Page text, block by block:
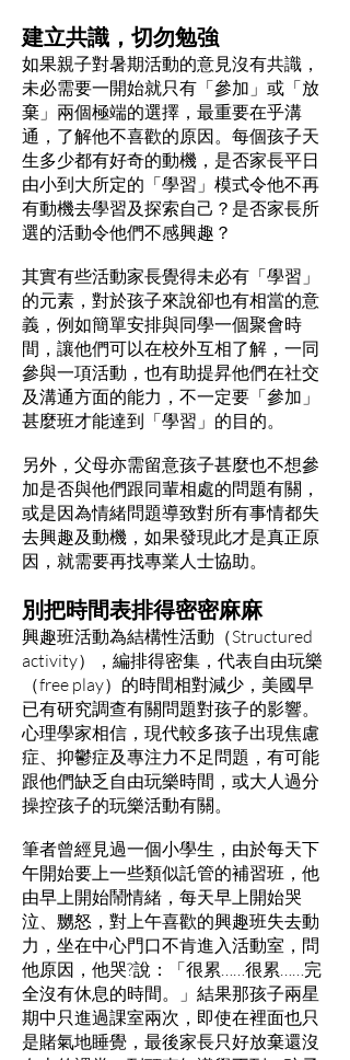
建立共識，切勿勉強
如果親子對暑期活動的意見沒有共識，
未必需要一開始就只有「參加」或「放
棄」兩個極端的選擇，最重要在乎溝
通，了解他不喜歡的原因。每個孩子天
生多少都有好奇的動機，是否家長平日
由小到大所定的「學習」模式令他不再
有動機去學習及探索自己？是否家長所
選的活動令他們不感興趣？
其實有些活動家長覺得未必有「學習」
的元素，對於孩子來說卻也有相當的意
義，例如簡單安排與同學一個聚會時
間，讓他們可以在校外互相了解，一同
參與一項活動，也有助提昇他們在社交
及溝通方面的能力，不一定要「參加」
甚麼班才能達到「學習」的目的。
另外，父母亦需留意孩子甚麼也不想參
加是否與他們跟同輩相處的問題有關，
或是因為情緒問題導致對所有事情都失
去興趣及動機，如果發現此才是真正原
因，就需要再找專業人士協助。
別把時間表排得密密麻麻
興趣班活動為結構性活動（Structured
activity），編排得密集，代表自由玩樂
（free play）的時間相對減少，美國早
已有研究調查有關問題對孩子的影響。
心理學家相信，現代較多孩子出現焦慮
症、抑鬱症及專注力不足問題，有可能
跟他們缺乏自由玩樂時間，或大人過分
操控孩子的玩樂活動有關。
筆者曾經見過一個小學生，由於每天下
午開始要上一些類似託管的補習班，他
由早上開始鬧情緒，每天早上開始哭
泣、嬲怒，對上午喜歡的興趣班失去動
力，坐在中心門口不肯進入活動室，問
他原因，他哭?說：「很累……很累……完
全沒有休息的時間。」結果那孩子兩星
期中只進過課室兩次，即使在裡面也只
是賭氣地睡覺，最後家長只好放棄還沒